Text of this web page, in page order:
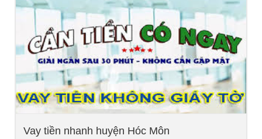
Vay tiền nhanh huyện Hóc Môn